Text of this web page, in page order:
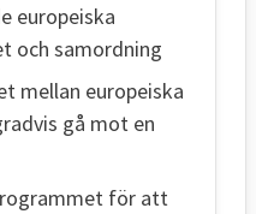
europeiska
och samordning
mellan europeiska
gå mot en
för att